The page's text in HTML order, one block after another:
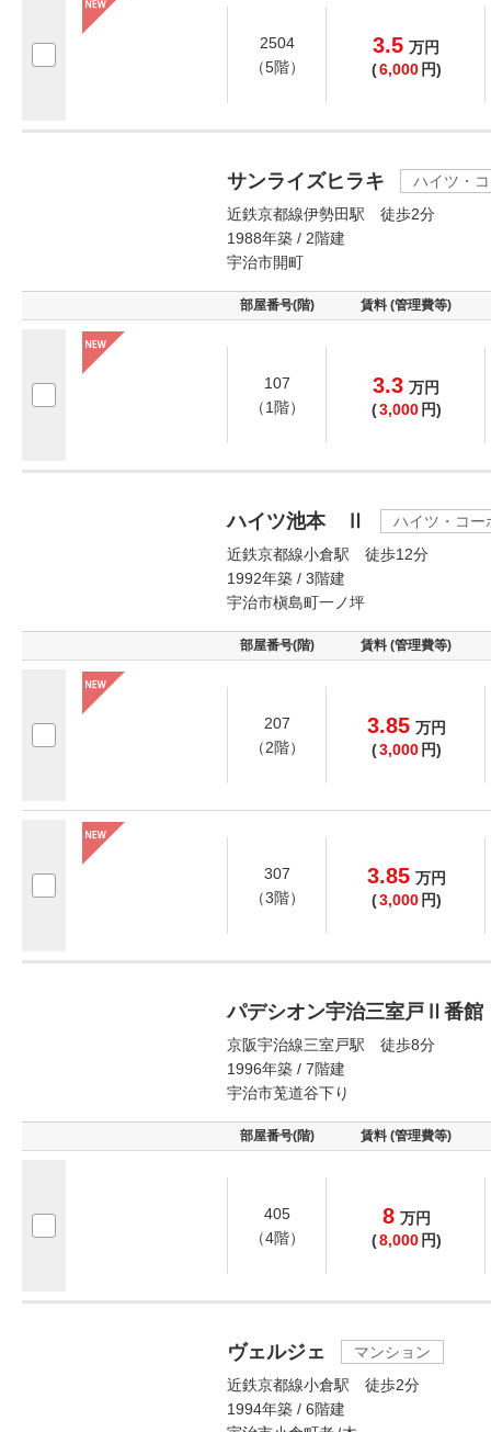
2504
（5階）
3.5 万円
(6,000 円)
サンライズヒラキ
ハイツ・
近鉄京都線伊勢田駅 徒歩2分
1988年築 / 2階建
宇治市開町
部屋番号(階) 賃料 (管理費等)
107
（1階）
3.3 万円
(3,000 円)
ハイツ池本 Ⅱ
ハイツ・コー
近鉄京都線小倉駅 徒歩12分
1992年築 / 3階建
宇治市槇島町一ノ坪
部屋番号(階) 賃料 (管理費等)
207
（2階）
3.85 万円
(3,000 円)
307
（3階）
3.85 万円
(3,000 円)
パデシオン宇治三室戸Ⅱ番館
京阪宇治線三室戸駅 徒歩8分
1996年築 / 7階建
宇治市莵道谷下り
部屋番号(階) 賃料 (管理費等)
405
（4階）
8 万円
(8,000 円)
ヴェルジェ
マンション
近鉄京都線小倉駅 徒歩2分
1994年築 / 6階建